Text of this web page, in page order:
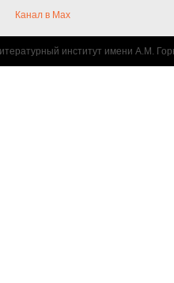
Канал в Max
институт имени А.М.